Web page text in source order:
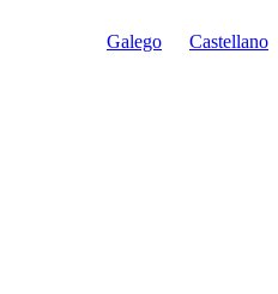
Galego
Castellano